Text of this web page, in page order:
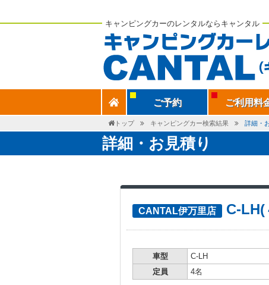
キャンピングカーのレンタルならキャンタル
ご予約 ご利用料
トップ キャンピングカー検索結果 詳細・
詳細・お見積り
CANTAL伊万里店 C-LH(
車型
C-LH
定員
4名